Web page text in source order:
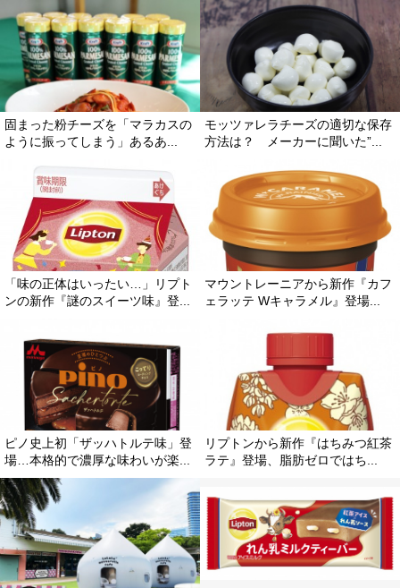
固まった粉チーズを「マラカスの
ように振ってしまう」あるあ...
モッツァレラチーズの適切な保存
方法は？ メーカーに聞いた”...
「味の正体はいったい…」リプト
ンの新作『謎のスイーツ味』登...
マウントレーニアから新作『カフ
ェラッテ Wキャラメル』登場...
ピノ史上初「ザッハトルテ味」登
場…本格的で濃厚な味わいが楽...
リプトンから新作『はちみつ紅茶
ラテ』登場、脂肪ゼロではち...